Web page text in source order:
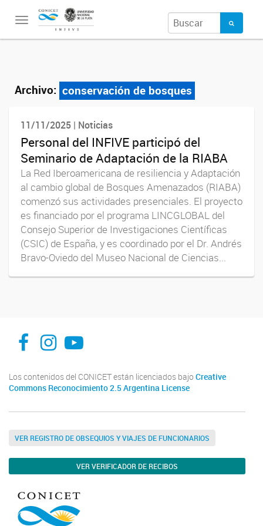
Toggle
navigation
Archivo: conservación de bosques
11/11/2025 | Noticias
Personal del INFIVE participó del
Seminario de Adaptación de la RIABA
La Red Iberoamericana de resiliencia y Adaptación
al cambio global de Bosques Amenazados (RIABA)
comenzó sus actividades presenciales. El proyecto
es financiado por el programa LINCGLOBAL del
Consejo Superior de Investigaciones Científicas
(CSIC) de España, y es coordinado por el Dr. Andrés
Bravo-Oviedo del Museo Nacional de Ciencias...
INFIVE La Plata Instituto de Fisiología Vegetal, La Plata
Los contenidos del CONICET están licenciados bajo Creative
Commons Reconocimiento 2.5 Argentina License
VER REGISTRO DE OBSEQUIOS Y VIAJES DE FUNCIONARIOS
VER VERIFICADOR DE RECIBOS